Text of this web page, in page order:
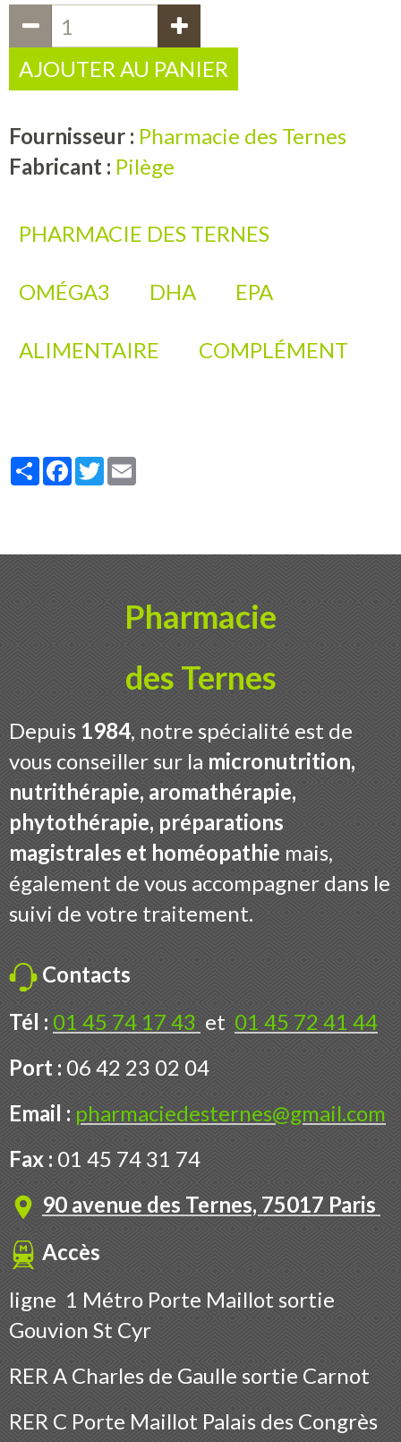
AJOUTER AU PANIER
Fournisseur : Pharmacie des Ternes
Fabricant : Pilège
PHARMACIE DES TERNES
OMÉGA3 DHA EPA
ALIMENTAIRE COMPLÉMENT
Partager
Facebook
Twitter
Pharmacie
des Ternes
Depuis 1984, notre spécialité est de
vous conseiller sur la micronutrition,
nutrithérapie, aromathérapie,
phytothérapie, préparations
magistrales et homéopathie mais,
également de vous accompagner dans le
suivi de votre traitement.
Contacts
Tél : 01 45 74 17 43 et 01 45 72 41 44
Port : 06 42 23 02 04
Email : pharmaciedesternes@gmail.com
Fax : 01 45 74 31 74
90 avenue des Ternes, 75017 Paris
Accès
ligne 1 Métro Porte Maillot sortie
Gouvion St Cyr
RER A Charles de Gaulle sortie Carnot
RER C Porte Maillot Palais des Congrès